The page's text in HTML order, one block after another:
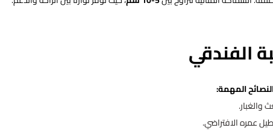
الفندقي
المهمة:
والغبار.
عمره الافتراضي.